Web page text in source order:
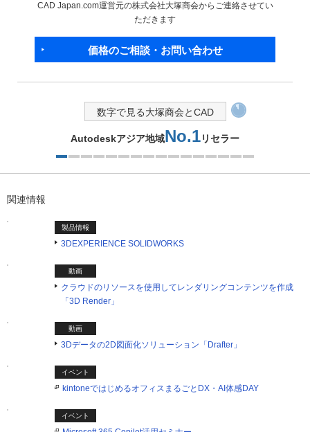
CAD Japan.com運営元の株式会社大塚商会からご連絡させてい
ただきます
価格のご相談・お問い合わせ
数字で見る大塚商会とCAD
Autodeskアジア地域No.1リセラー
関連情報
製品情報
3DEXPERIENCE SOLIDWORKS
動画
クラウドのリソースを使用してレンダリングコンテンツを作成
「3D Render」
動画
3Dデータの2D図面化ソリューション「Drafter」
イベント
kintoneではじめるオフィスまるごとDX・AI体感DAY
イベント